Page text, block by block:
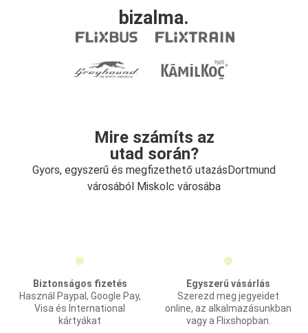
bizalma.
Mire számíts az
utad során?
Gyors, egyszerű és megfizethető utazásDortmund
városából Miskolc városába
Biztonságos fizetés
Használ Paypal, Google Pay,
Visa és International
kártyákat
Egyszerű vásárlás
Szerezd meg jegyeidet
online, az alkalmazásunkban
vagy a Flixshopban.